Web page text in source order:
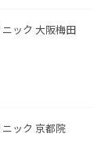
ック 大阪梅田
ック 京都院